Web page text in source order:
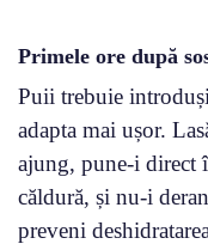
Primele ore după
Puii trebuie
adapta mai ușor.
ajung, pune-i direct
căldură, și nu-i
preveni